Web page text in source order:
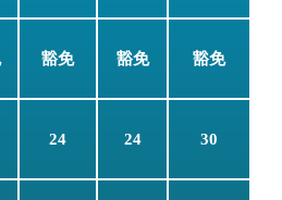
豁免 豁免 豁免
24 24 30